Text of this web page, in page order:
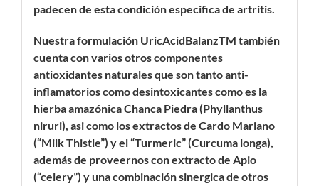
padecen de esta condición especifica de artritis.
Nuestra formulación UricAcidBalanzTM también
cuenta con varios otros componentes
antioxidantes naturales que son tanto anti-
inflamatorios como desintoxicantes como es la
hierba amazónica Chanca Piedra (Phyllanthus
niruri), asi como los extractos de Cardo Mariano
(“Milk Thistle”) y el “Turmeric” (Curcuma longa),
además de proveernos con extracto de Apio
(“celery”) y una combinación sinergica de otros